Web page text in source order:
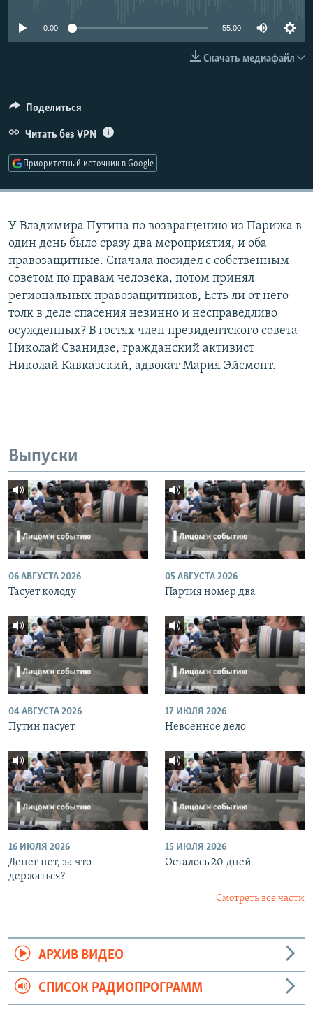
Все сайты РСЕ/РС
0:00 55:00
Скачать медиафайл
Поделиться
Читать без VPN
Приоритетный источник в Google
У Владимира Путина по возвращению из Парижа в
один день было сразу два мероприятия, и оба
правозащитные. Сначала посидел с собственным
советом по правам человека, потом принял
региональных правозащитников, Есть ли от него
толк в деле спасения невинно и несправедливо
осужденных? В гостях член президентского совета
Николай Сванидзе, гражданский активист
Николай Кавказский, адвокат Мария Эйсмонт.
Выпуски
06 АВГУСТА 2026
Тасует колоду
05 АВГУСТА 2026
Партия номер два
04 АВГУСТА 2026
Путин пасует
17 ИЮЛЯ 2026
Невоенное дело
16 ИЮЛЯ 2026
Денег нет, за что
держаться?
15 ИЮЛЯ 2026
Осталось 20 дней
Смотреть все части
АРХИВ ВИДЕО
СПИСОК РАДИОПРОГРАММ